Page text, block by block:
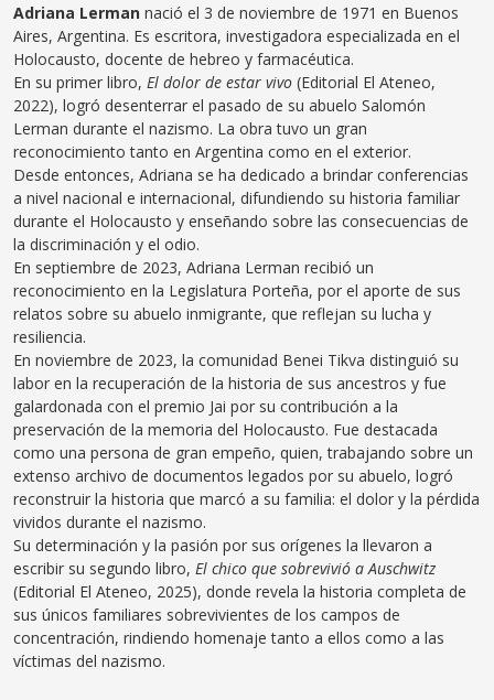
Adriana Lerman nació el 3 de noviembre de 1971 en Buenos
Aires, Argentina. Es escritora, investigadora especializada en el
Holocausto, docente de hebreo y farmacéutica.
En su primer libro, El dolor de estar vivo (Editorial El Ateneo,
2022), logró desenterrar el pasado de su abuelo Salomón
Lerman durante el nazismo. La obra tuvo un gran
reconocimiento tanto en Argentina como en el exterior.
Desde entonces, Adriana se ha dedicado a brindar conferencias
a nivel nacional e internacional, difundiendo su historia familiar
durante el Holocausto y enseñando sobre las consecuencias de
la discriminación y el odio.
En septiembre de 2023, Adriana Lerman recibió un
reconocimiento en la Legislatura Porteña, por el aporte de sus
relatos sobre su abuelo inmigrante, que reflejan su lucha y
resiliencia.
En noviembre de 2023, la comunidad Benei Tikva distinguió su
labor en la recuperación de la historia de sus ancestros y fue
galardonada con el premio Jai por su contribución a la
preservación de la memoria del Holocausto. Fue destacada
como una persona de gran empeño, quien, trabajando sobre un
extenso archivo de documentos legados por su abuelo, logró
reconstruir la historia que marcó a su familia: el dolor y la pérdida
vividos durante el nazismo.
Su determinación y la pasión por sus orígenes la llevaron a
escribir su segundo libro, El chico que sobrevivió a Auschwitz
(Editorial El Ateneo, 2025), donde revela la historia completa de
sus únicos familiares sobrevivientes de los campos de
concentración, rindiendo homenaje tanto a ellos como a las
víctimas del nazismo.